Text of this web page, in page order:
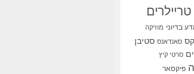
טריילרים
בדיוני מוזיקה
סאנדאנס סטיבן
סרטי קיץ
פיקסאר